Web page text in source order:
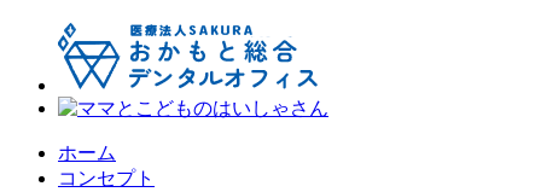
ホーム
コンセプト